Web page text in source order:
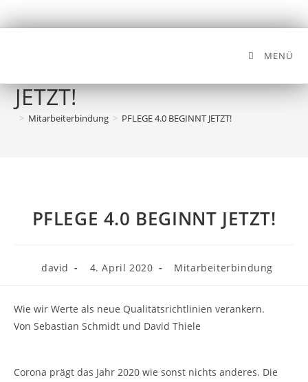
MENÜ
JETZT!
> Mitarbeiterbindung > PFLEGE 4.0 BEGINNT JETZT!
PFLEGE 4.0 BEGINNT JETZT!
david 4. April 2020 Mitarbeiterbindung
Wie wir Werte als neue Qualitätsrichtlinien verankern.
Von Sebastian Schmidt und David Thiele
Corona prägt das Jahr 2020 wie sonst nichts anderes. Die